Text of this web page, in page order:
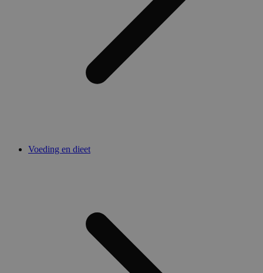
Voeding en dieet